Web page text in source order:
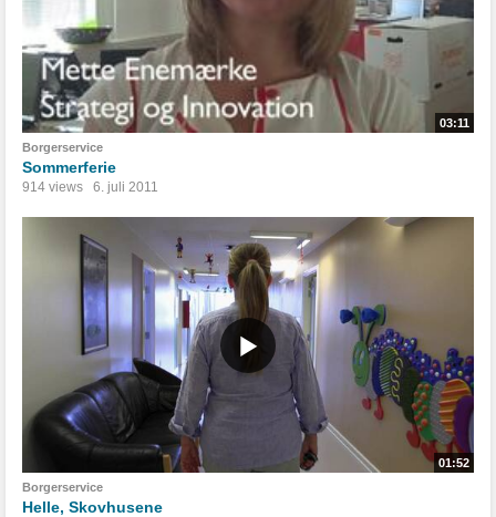
03:11
Borgerservice
Sommerferie
914 views 6. juli 2011
01:52
Borgerservice
Helle, Skovhusene